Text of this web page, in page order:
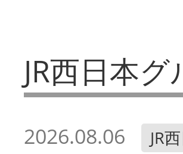
JR西日本
2026.08.06 JR